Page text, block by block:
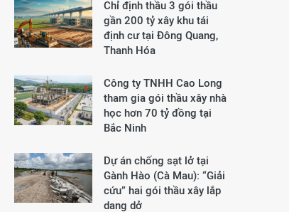
Chỉ định thầu 3 gói thầu
gần 200 tỷ xây khu tái
định cư tại Đông Quang,
Thanh Hóa
Công ty TNHH Cao Long
tham gia gói thầu xây nhà
học hơn 70 tỷ đồng tại
Bắc Ninh
Dự án chống sạt lở tại
Gành Hào (Cà Mau): “Giải
cứu” hai gói thầu xây lắp
dang dở